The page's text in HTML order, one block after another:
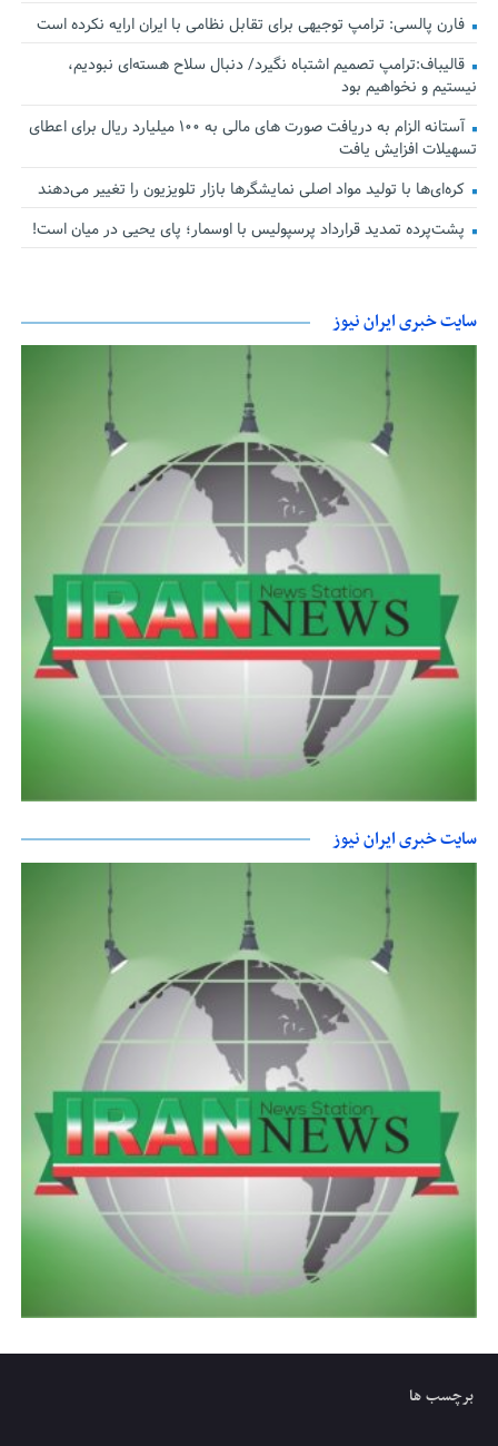
فارن پالسی: ترامپ توجیهی برای تقابل نظامی با ایران ارایه نکرده است
قالیباف:ترامپ تصمیم اشتباه نگیرد/ دنبال سلاح هسته‌ای نبودیم،
نیستیم و نخواهیم بود
آستانه الزام به دریافت صورت های مالی به ۱۰۰ میلیارد ریال برای اعطای
تسهیلات افزایش یافت
کره‌ای‌ها با تولید مواد اصلی نمایشگرها بازار تلویزیون را تغییر می‌دهند
پشت‌پرده تمدید قرارداد پرسپولیس با اوسمار؛ پای یحیی در میان است!
سایت خبری ایران نیوز
سایت خبری ایران نیوز
برچسب ها